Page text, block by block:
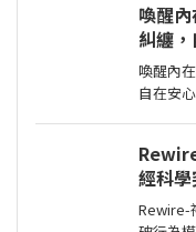
村卻暗
成了
喚醒
糾纏
喚醒內
自在安
＞ 你認
自己的
嗎？ 真
經科
終結
現最
Rewire-